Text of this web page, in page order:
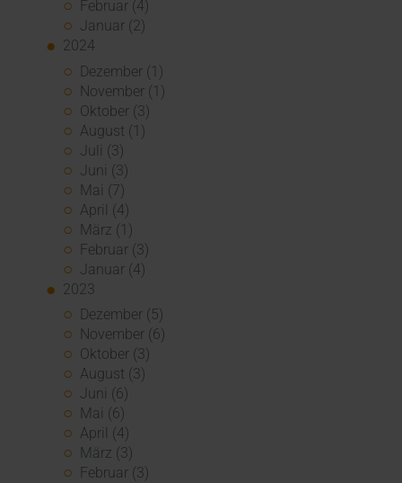
Februar (4)
Januar (2)
2024
Dezember (1)
November (1)
Oktober (3)
August (1)
Juli (3)
Juni (3)
Mai (7)
April (4)
März (1)
Februar (3)
Januar (4)
2023
Dezember (5)
November (6)
Oktober (3)
August (3)
Juni (6)
Mai (6)
April (4)
März (3)
Februar (3)